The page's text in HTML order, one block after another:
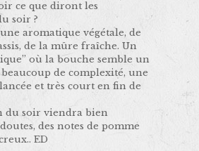
ce que diront les
soir ?
aromatique végétale, de
de la mûre fraîche. Un
où la bouche semble un
beaucoup de complexité, une
et très court en fin de
du soir viendra bien
des notes de pomme
ED